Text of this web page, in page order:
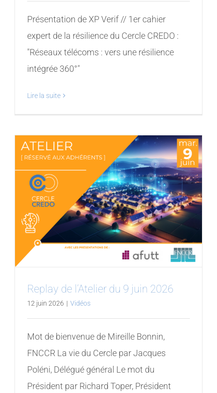
Présentation de XP Verif // 1er cahier
expert de la résilience du Cercle CREDO :
"Réseaux télécoms : vers une résilience
intégrée 360°"
Lire la suite
Replay de l’Atelier du 9 juin 2026
12 juin 2026 | Vidéos
Mot de bienvenue de Mireille Bonnin,
FNCCR La vie du Cercle par Jacques
Poléni, Délégué général Le mot du
Président par Richard Toper, Président